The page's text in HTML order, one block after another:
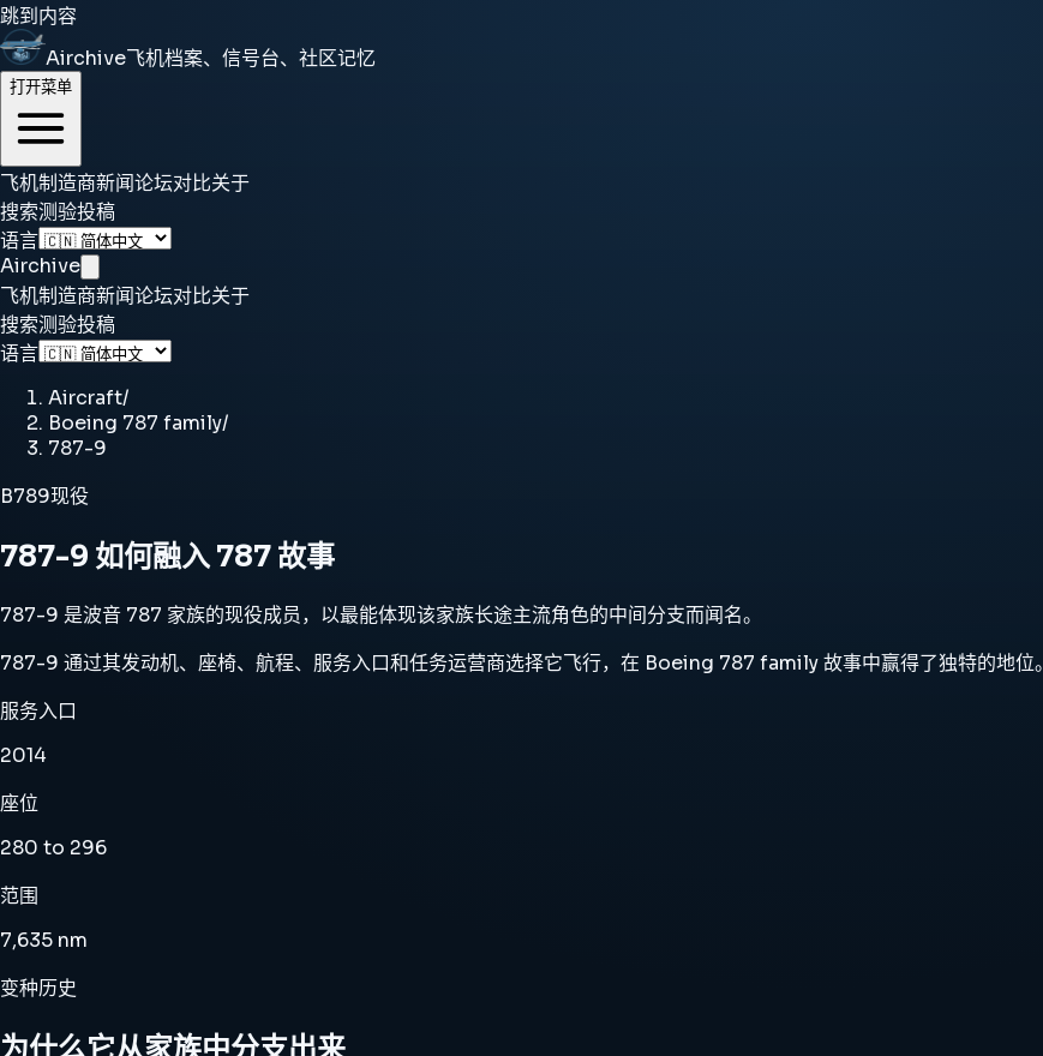
跳到内容
Airchive飞机档案、信号台、社区记忆
打开菜单
飞机制造商新闻论坛对比关于
搜索测验投稿
语言
Airchive
飞机制造商新闻论坛对比关于
搜索测验投稿
语言
Aircraft/
Boeing 787 family/
787-9
B789现役
787-9 如何融入 787 故事
787-9 是波音 787 家族的现役成员，以最能体现该家族长途主流角色的中间分支而闻名。
787-9 通过其发动机、座椅、航程、服务入口和任务运营商选择它飞行，在 Boeing 787 family 故事中赢得了独特的地位。
服务入口
2014
座位
280 to 296
范围
7,635 nm
变种历史
为什么它从家族中分支出来